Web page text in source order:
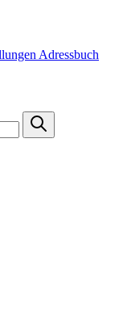
Adressbuch